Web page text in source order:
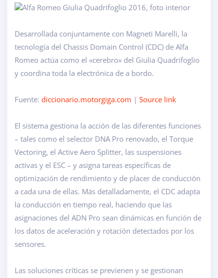
Desarrollada conjuntamente con Magneti Marelli, la
tecnología del Chassis Domain Control (CDC) de Alfa
Romeo actúa como el «cerebro» del Giulia Quadrifoglio
y coordina toda la electrónica de a bordo.
Fuente: diccionario.motorgiga.com | Source link
El sistema gestiona la acción de las diferentes funciones
– tales como el selector DNA Pro renovado, el Torque
Vectoring, el Active Aero Splitter, las suspensiones
activas y el ESC – y asigna tareas específicas de
optimización de rendimiento y de placer de conducción
a cada una de ellas. Más detalladamente, el CDC adapta
la conducción en tiempo real, haciendo que las
asignaciones del ADN Pro sean dinámicas en función de
los datos de aceleración y rotación detectados por los
sensores.
Las soluciones críticas se previenen y se gestionan